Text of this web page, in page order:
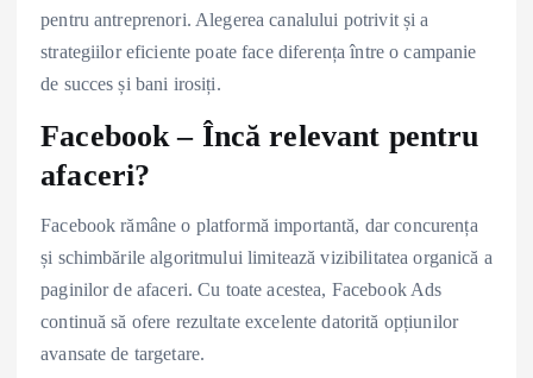
pentru antreprenori. Alegerea canalului potrivit și a
strategiilor eficiente poate face diferența între o campanie
de succes și bani irosiți.
Facebook – Încă relevant pentru
afaceri?
Facebook rămâne o platformă importantă, dar concurența
și schimbările algoritmului limitează vizibilitatea organică a
paginilor de afaceri. Cu toate acestea, Facebook Ads
continuă să ofere rezultate excelente datorită opțiunilor
avansate de targetare.